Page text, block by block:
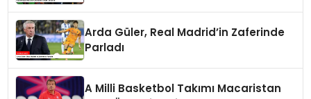
Arda Güler, Real Madrid’in Zaferinde
Parladı
A Milli Basketbol Takımı Macaristan